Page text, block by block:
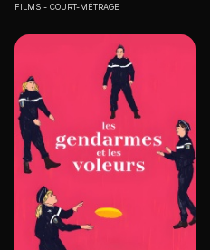
FILMS COURT-MÉTRAGE